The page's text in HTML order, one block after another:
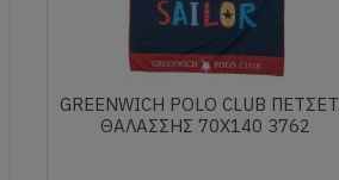
GREENWICH POLO CLUB
ΘΑΛΑΣΣΗΣ 70Χ140 3762